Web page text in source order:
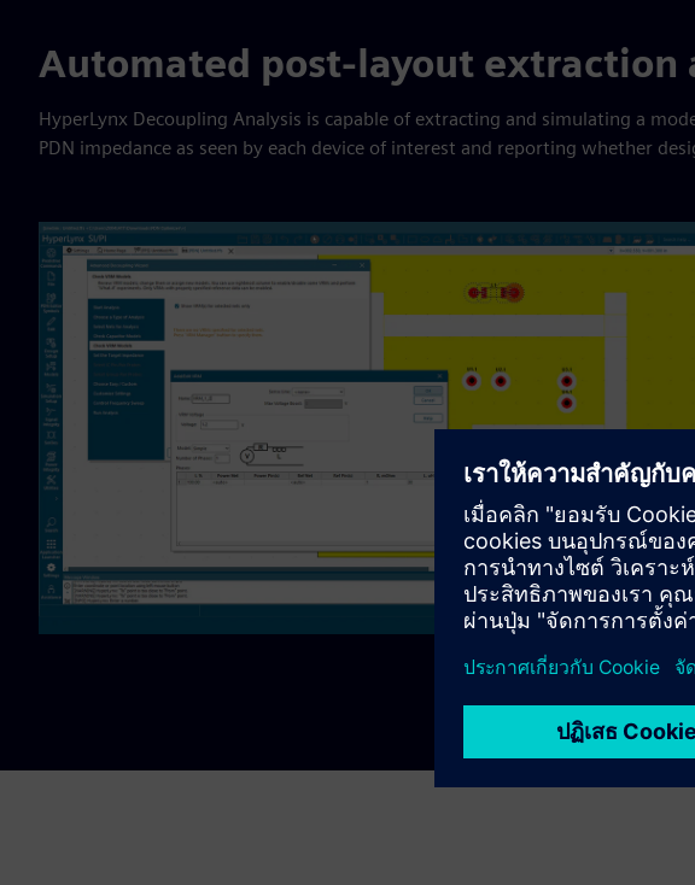
Automated post-layout extraction
HyperLynx Decoupling Analysis is capable of extracting and simulating a
PDN impedance as seen by each device of interest and reporting whether